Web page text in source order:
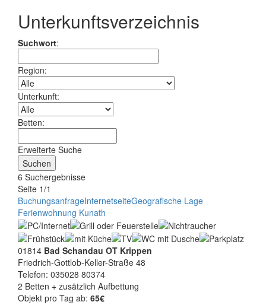
Unterkunftsverzeichnis
Suchwort:
Region:
Unterkunft:
Betten:
Erweiterte Suche
6 Suchergebnisse
Seite 1/1
BuchungsanfrageInternetseiteGeografische Lage
Ferienwohnung Kunath
01814 Bad Schandau OT Krippen
Friedrich-Gottlob-Keller-Straße 48
Telefon: 035028 80374
2 Betten + zusätzlich Aufbettung
Objekt pro Tag ab: 65€